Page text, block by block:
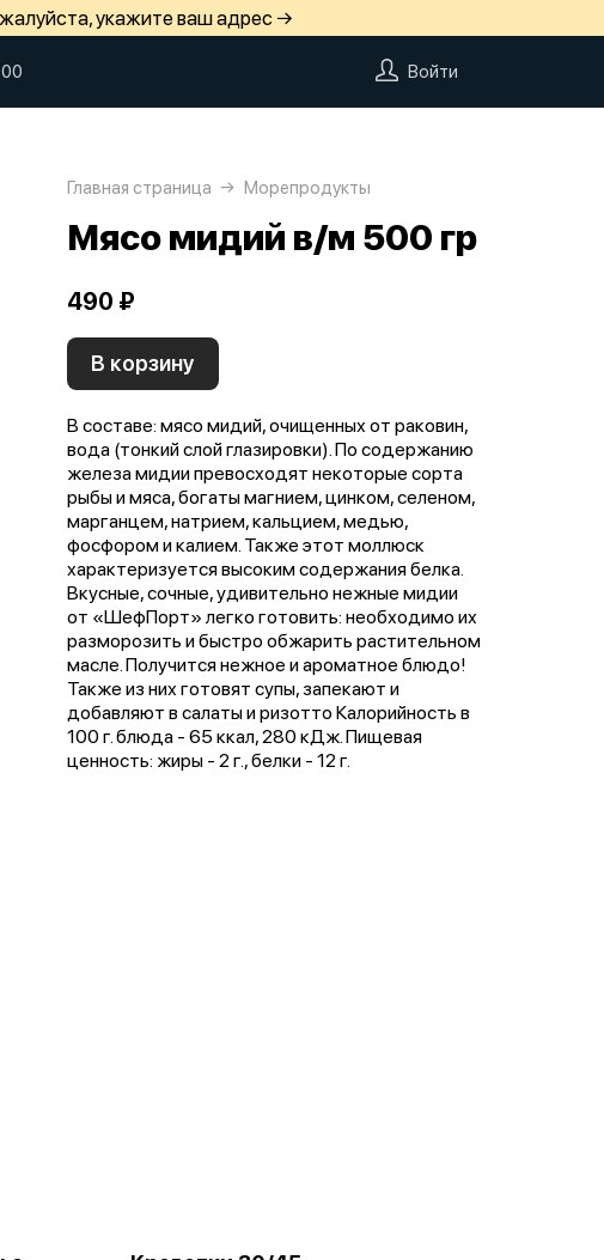
укажите ваш адрес →
Войти
Главная страница Морепродукты
Мясо мидий в/м 500 гр
490 ₽
В корзину
В составе: мясо мидий, очищенных от раковин,
вода (тонкий слой глазировки). По содержанию
железа мидии превосходят некоторые сорта
рыбы и мяса, богаты магнием, цинком, селеном,
марганцем, натрием, кальцием, медью,
фосфором и калием. Также этот моллюск
характеризуется высоким содержания белка.
Вкусные, сочные, удивительно нежные мидии
от «ШефПорт» легко готовить: необходимо их
разморозить и быстро обжарить растительном
масле. Получится нежное и ароматное блюдо!
Также из них готовят супы, запекают и
добавляют в салаты и ризотто Калорийность в
100 г. блюда - 65 ккал, 280 кДж. Пищевая
ценность: жиры - 2 г., белки - 12 г.